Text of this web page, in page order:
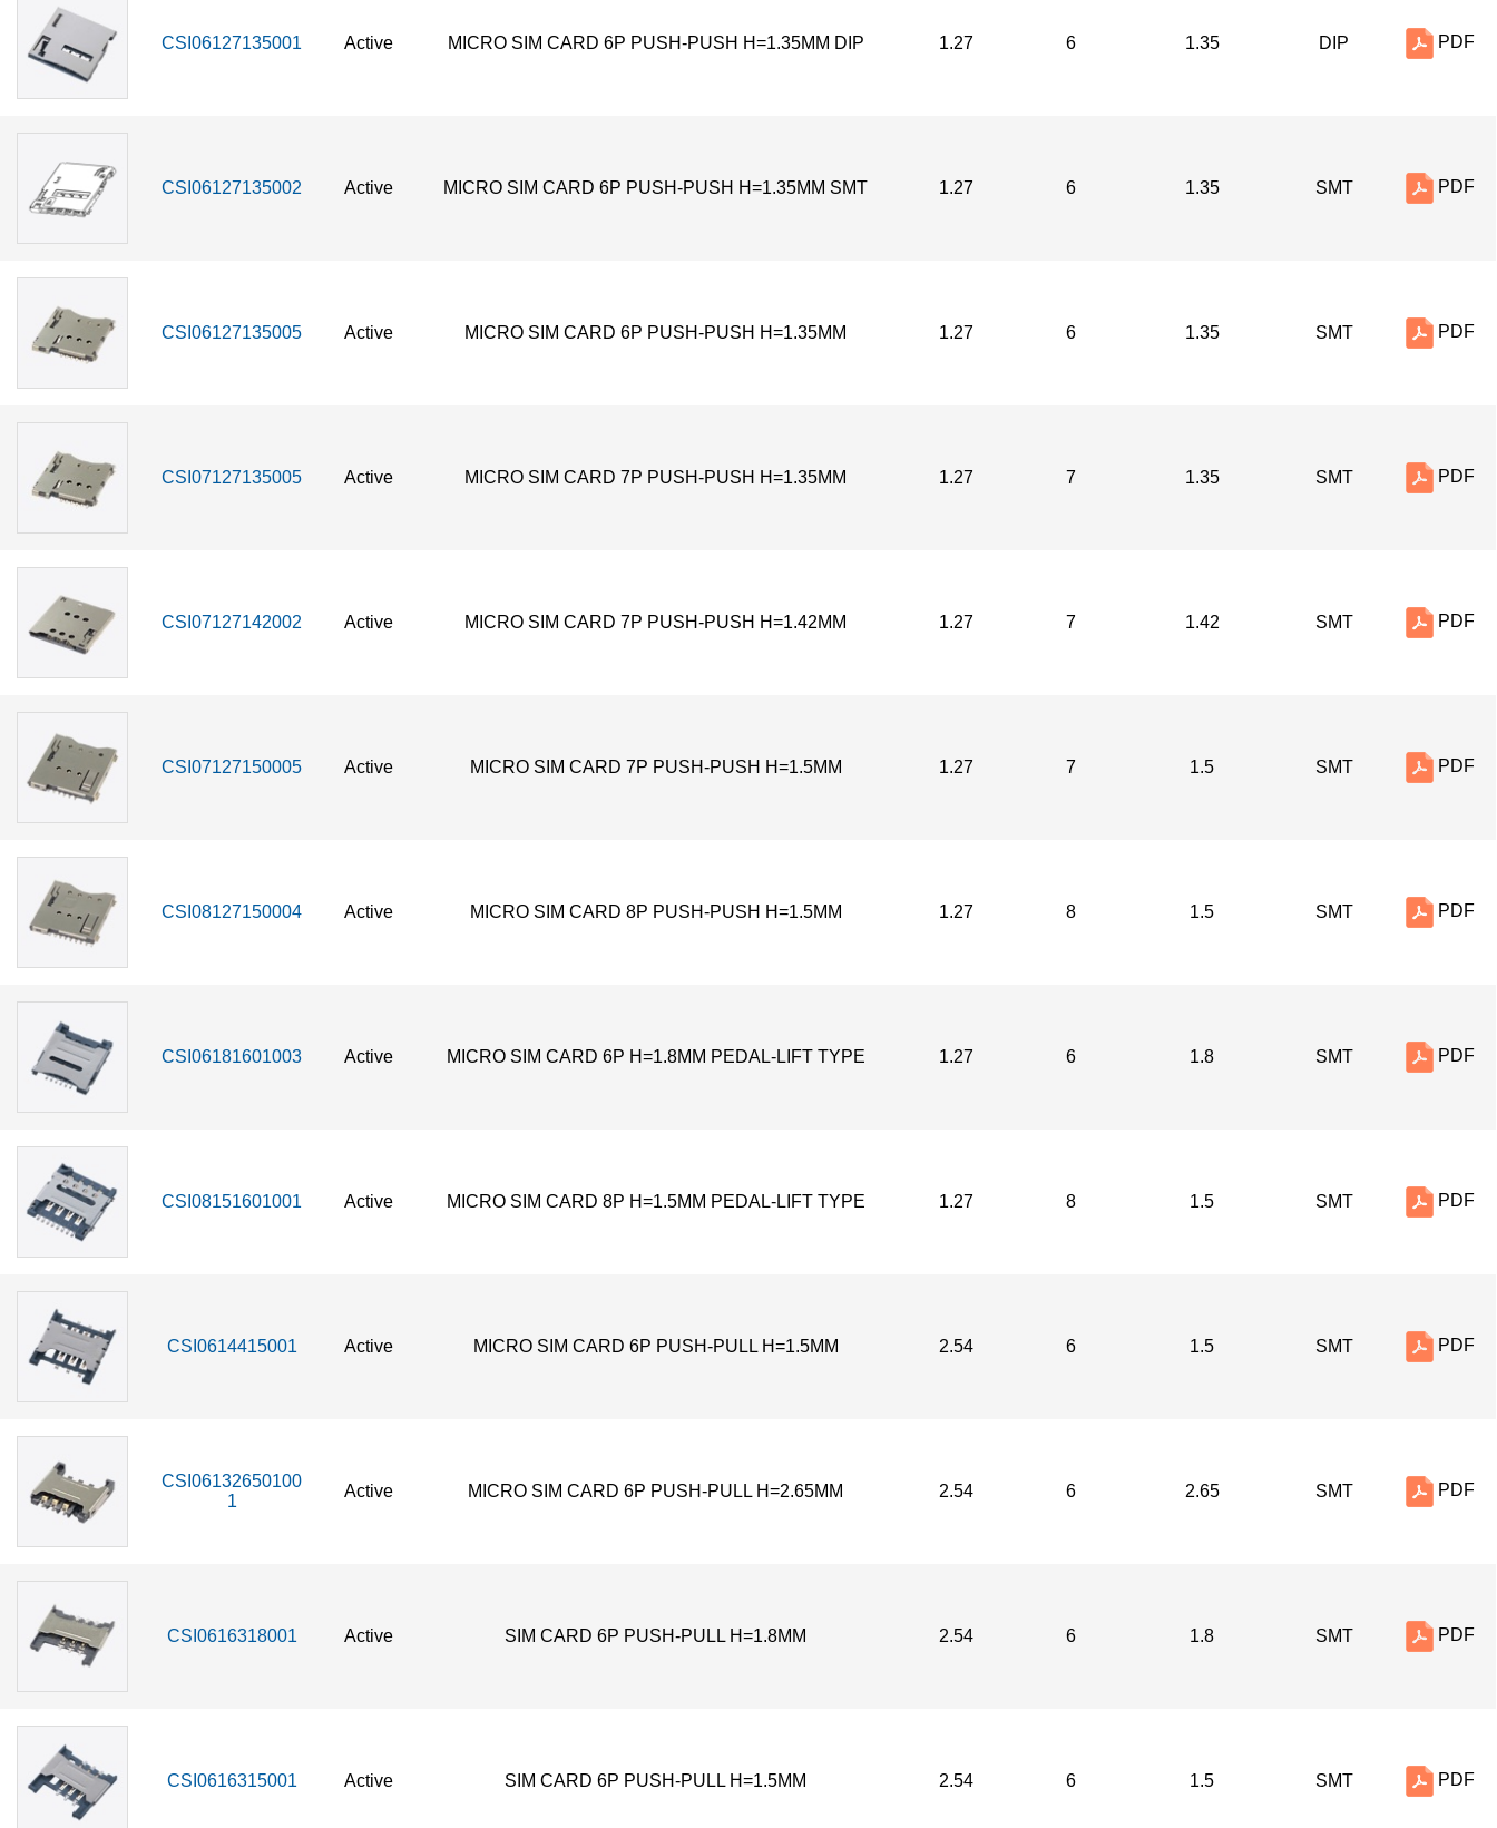
CSI06127135001 Active MICRO SIM CARD 6P PUSH-PUSH H=1.35MM DIP 1.27 6 1.35 DIP PDF
CSI06127135002 Active MICRO SIM CARD 6P PUSH-PUSH H=1.35MM SMT 1.27 6 1.35 SMT PDF
CSI06127135005 Active MICRO SIM CARD 6P PUSH-PUSH H=1.35MM 1.27 6 1.35 SMT PDF
CSI07127135005 Active MICRO SIM CARD 7P PUSH-PUSH H=1.35MM 1.27 7 1.35 SMT PDF
CSI07127142002 Active MICRO SIM CARD 7P PUSH-PUSH H=1.42MM 1.27 7 1.42 SMT PDF
CSI07127150005 Active MICRO SIM CARD 7P PUSH-PUSH H=1.5MM 1.27 7 1.5 SMT PDF
CSI08127150004 Active MICRO SIM CARD 8P PUSH-PUSH H=1.5MM 1.27 8 1.5 SMT PDF
CSI06181601003 Active MICRO SIM CARD 6P H=1.8MM PEDAL-LIFT TYPE 1.27 6 1.8 SMT PDF
CSI08151601001 Active MICRO SIM CARD 8P H=1.5MM PEDAL-LIFT TYPE 1.27 8 1.5 SMT PDF
CSI0614415001 Active MICRO SIM CARD 6P PUSH-PULL H=1.5MM 2.54 6 1.5 SMT PDF
CSI06132650100
1
Active MICRO SIM CARD 6P PUSH-PULL H=2.65MM 2.54 6 2.65 SMT PDF
CSI0616318001 Active SIM CARD 6P PUSH-PULL H=1.8MM 2.54 6 1.8 SMT PDF
CSI0616315001 Active SIM CARD 6P PUSH-PULL H=1.5MM 2.54 6 1.5 SMT PDF